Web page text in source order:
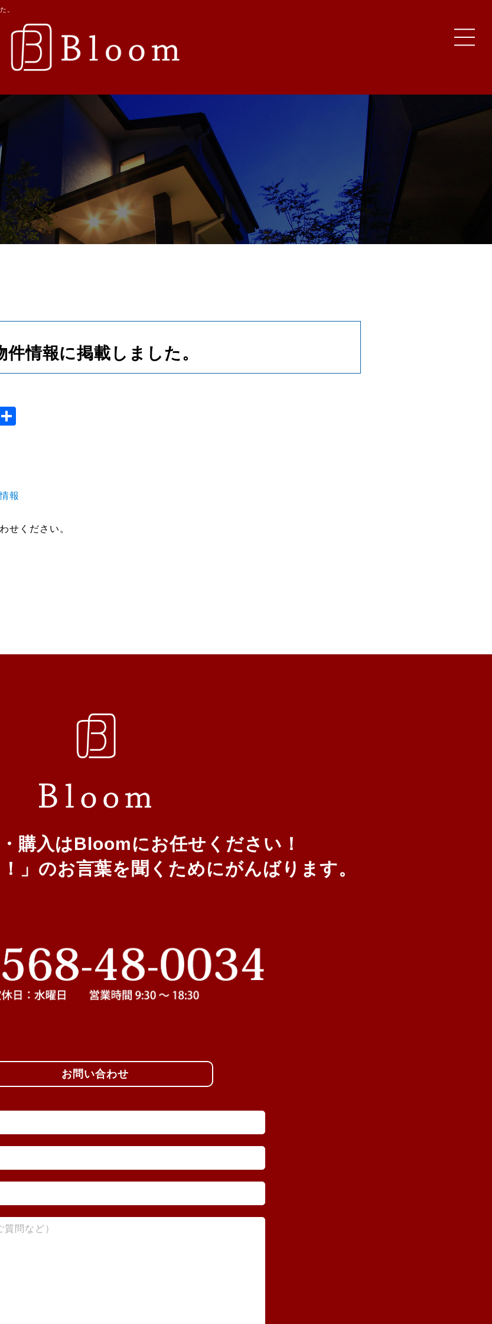
。
情報に掲載しました。
Copy
報
せください。
購入はBloomにお任せください！
」 のお言葉を聞くためにがんばります。
お問い合わせ